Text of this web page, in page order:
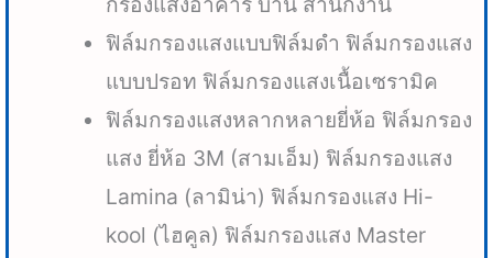
ฟิล์มกรองแสงแบบฟิล์มดำ ฟิล์มกรองแสง
แบบปรอท ฟิล์มกรองแสงเนื้อเซรามิค
ฟิล์มกรองแสงหลากหลายยี่ห้อ ฟิล์มกรอง
แสง ยี่ห้อ 3M (สามเอ็ม) ฟิล์มกรองแสง
Lamina (ลามิน่า) ฟิล์มกรองแสง Hi-
kool (ไฮคูล) ฟิล์มกรองแสง Master